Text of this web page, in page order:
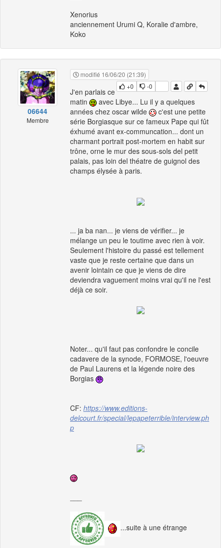
Xenorius
anciennement Urumi Q, Koralie d'ambre,
Koko
06644
Membre
modifié 16/06/20 (21:39)
+0
-0
J'en parlais ce
matin
avec Libye... Lu il y a quelques
années chez oscar wilde
c'est une petite
série Borgiasque sur ce fameux Pape qui fût
éxhumé avant ex-communcation... dont un
charmant portrait post-mortem en habit sur
trône, orne le mur des sous-sols del petit
palais, pas loin del théatre de guignol des
champs élysée à paris.
... ja ba nan... je viens de vérifier... je
mélange un peu le toutime avec rien à voir.
Seulement l'histoire du passé est tellement
vaste que je reste certaine que dans un
avenir lointain ce que je viens de dire
deviendra vaguement moins vrai qu'il ne l'est
déjà ce soir.
Noter... qu'il faut pas confondre le concile
cadavere de la synode, FORMOSE, l'oeuvre
de Paul Laurens et la légende noire des
Borgias
CF: https://www.editions-
delcourt.fr/special/lepapeterrible/interview.ph
p
...suite à une étrange